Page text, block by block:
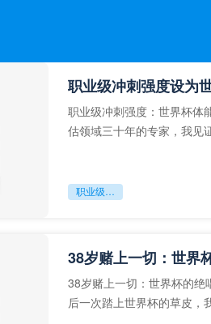
职业级冲刺强度设为
职业级冲刺强度：世界杯体
估领域三十年的专家，我见
职业级冲刺强度设为世界杯体能硬门槛
38岁赌上一切：世界
38岁赌上一切：世界杯的绝
后一次踏上世界杯的草皮，